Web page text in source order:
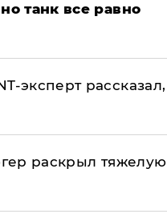
танк все равно
эксперт рассказал,
раскрыл тяжелую